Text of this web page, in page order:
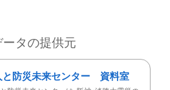
ータの提供元
と防災未来センター 資料室